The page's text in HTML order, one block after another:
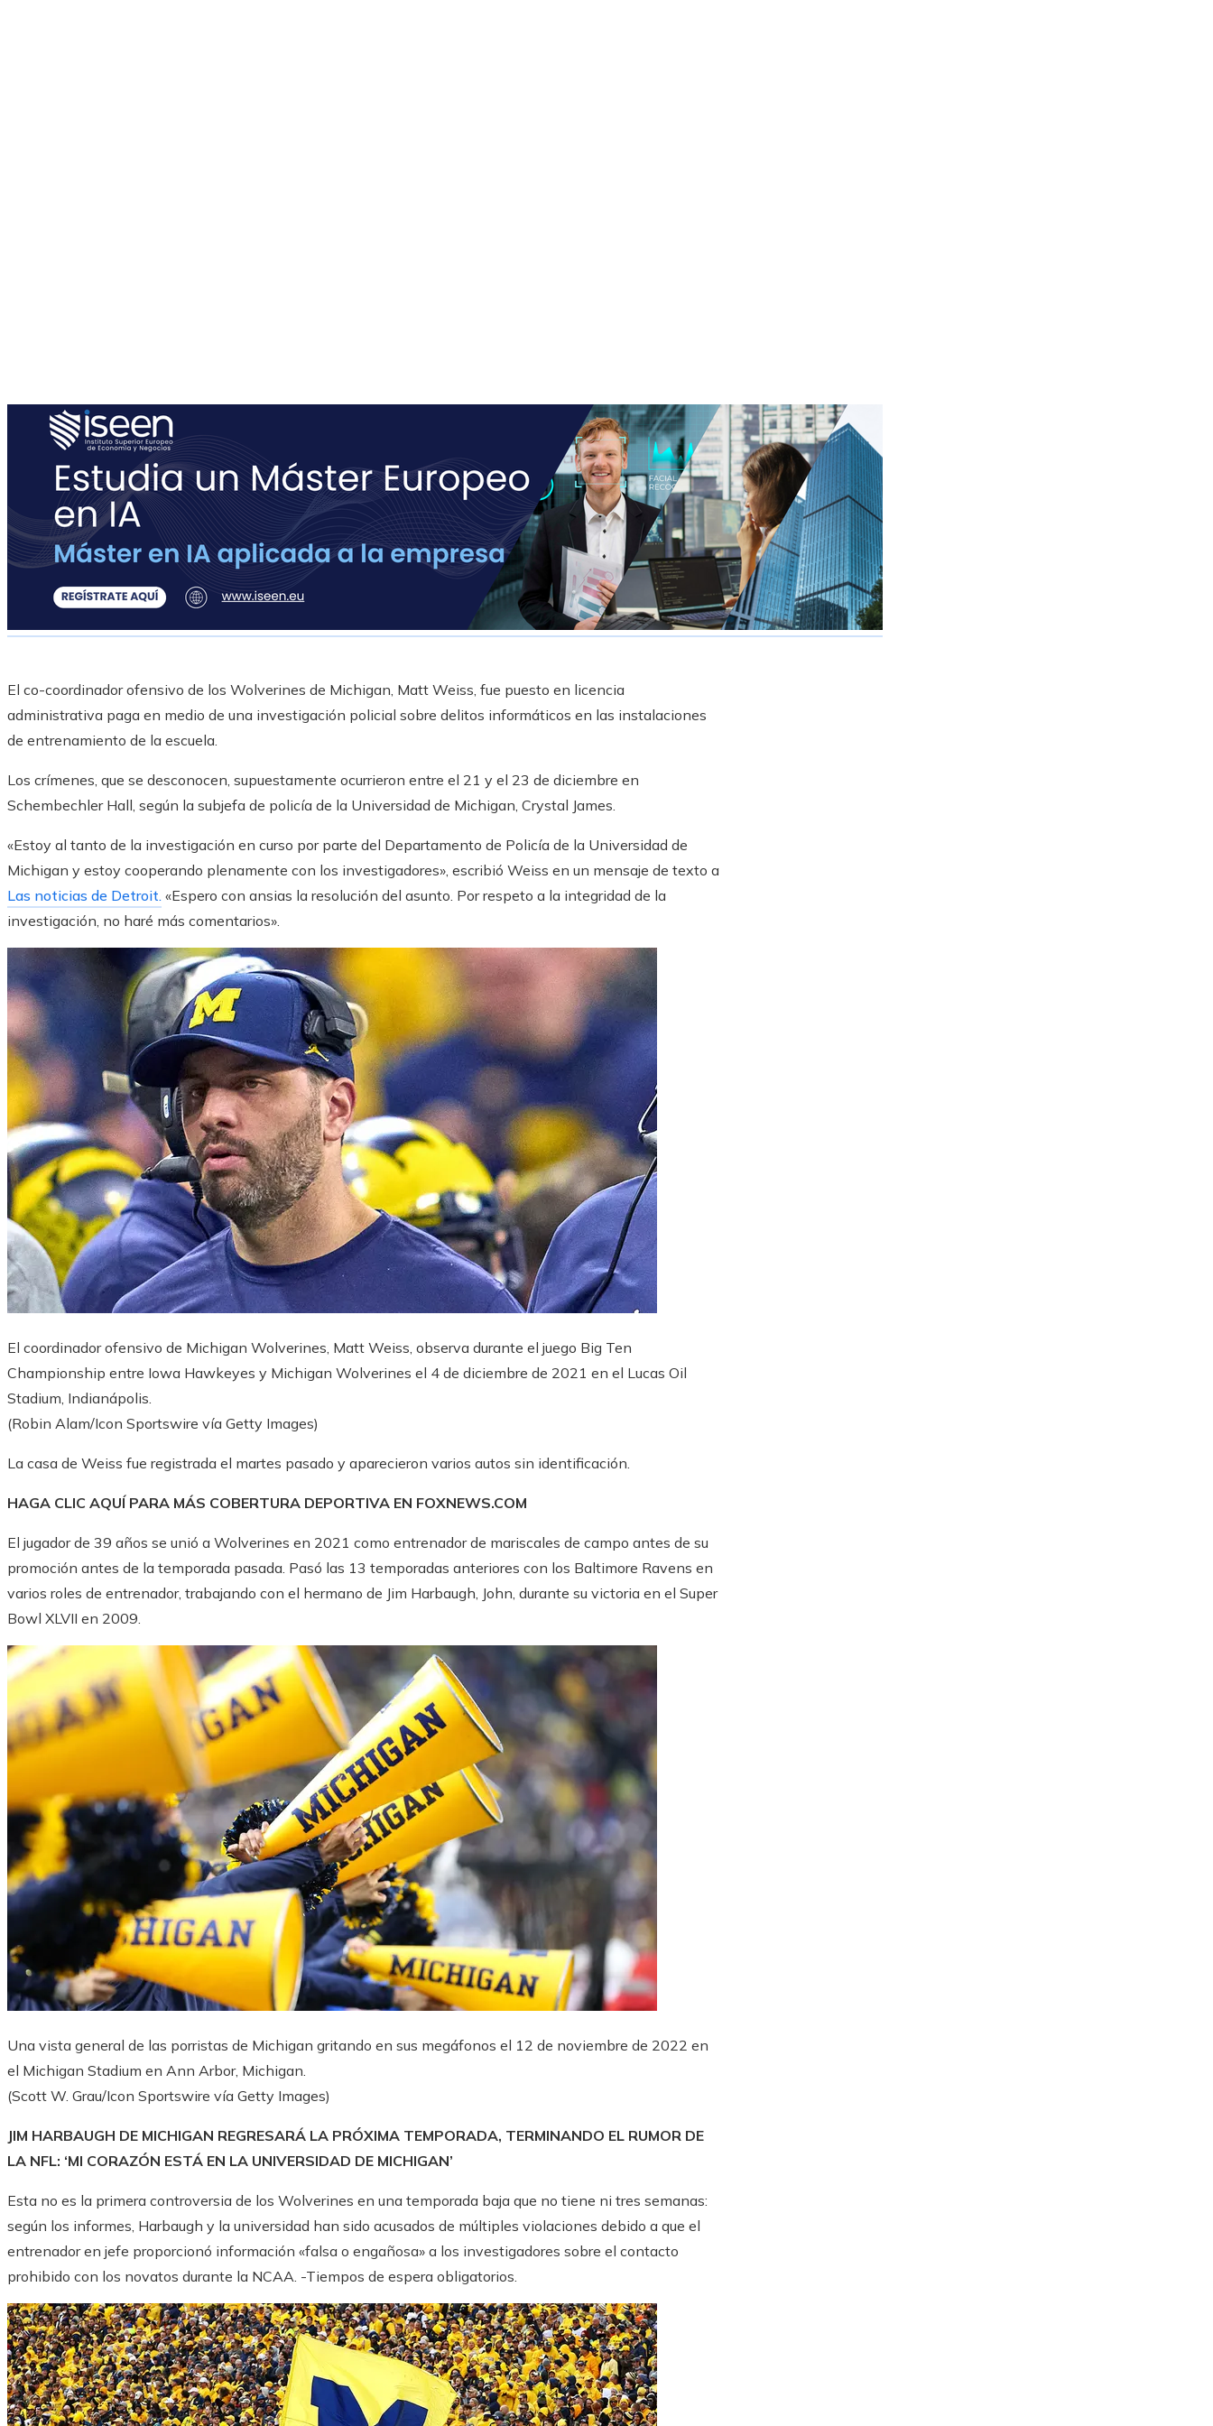
El co-coordinador ofensivo de los Wolverines de Michigan, Matt Weiss, fue puesto en licencia
administrativa paga en medio de una investigación policial sobre delitos informáticos en las instalaciones
de entrenamiento de la escuela.
Los crímenes, que se desconocen, supuestamente ocurrieron entre el 21 y el 23 de diciembre en
Schembechler Hall, según la subjefa de policía de la Universidad de Michigan, Crystal James.
«Estoy al tanto de la investigación en curso por parte del Departamento de Policía de la Universidad de
Michigan y estoy cooperando plenamente con los investigadores», escribió Weiss en un mensaje de texto a
Las noticias de Detroit. «Espero con ansias la resolución del asunto. Por respeto a la integridad de la
investigación, no haré más comentarios».
El coordinador ofensivo de Michigan Wolverines, Matt Weiss, observa durante el juego Big Ten
Championship entre Iowa Hawkeyes y Michigan Wolverines el 4 de diciembre de 2021 en el Lucas Oil
Stadium, Indianápolis.
(Robin Alam/Icon Sportswire vía Getty Images)
La casa de Weiss fue registrada el martes pasado y aparecieron varios autos sin identificación.
HAGA CLIC AQUÍ PARA MÁS COBERTURA DEPORTIVA EN FOXNEWS.COM
El jugador de 39 años se unió a Wolverines en 2021 como entrenador de mariscales de campo antes de su
promoción antes de la temporada pasada. Pasó las 13 temporadas anteriores con los Baltimore Ravens en
varios roles de entrenador, trabajando con el hermano de Jim Harbaugh, John, durante su victoria en el Super
Bowl XLVII en 2009.
Una vista general de las porristas de Michigan gritando en sus megáfonos el 12 de noviembre de 2022 en
el Michigan Stadium en Ann Arbor, Michigan.
(Scott W. Grau/Icon Sportswire vía Getty Images)
JIM HARBAUGH DE MICHIGAN REGRESARÁ LA PRÓXIMA TEMPORADA, TERMINANDO EL RUMOR DE
LA NFL: ‘MI CORAZÓN ESTÁ EN LA UNIVERSIDAD DE MICHIGAN’
Esta no es la primera controversia de los Wolverines en una temporada baja que no tiene ni tres semanas:
según los informes, Harbaugh y la universidad han sido acusados ​​​​de múltiples violaciones debido a que el
entrenador en jefe proporcionó información «falsa o engañosa» a los investigadores sobre el contacto
prohibido con los novatos durante la NCAA. -Tiempos de espera obligatorios.